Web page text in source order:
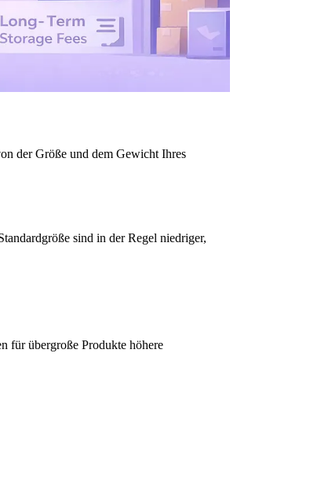
der Größe und dem Gewicht Ihres
sind in der Regel niedriger,
für übergroße Produkte höhere